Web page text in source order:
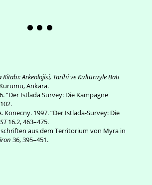
Kitabı: Arkeolojisi, Tarihi ve Kültürüyle Batı
Ankara.
“Der Istlada Survey: Die Kampagne
Konecny. 1997. “Der Istlada-Survey: Die
16.2, 463–475.
aus dem Territorium von Myra in
36, 395–451.